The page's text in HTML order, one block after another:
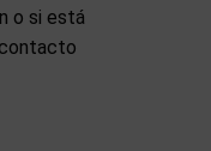
o si está